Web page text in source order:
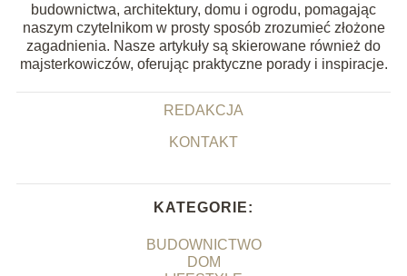
budownictwa, architektury, domu i ogrodu, pomagając
naszym czytelnikom w prosty sposób zrozumieć złożone
zagadnienia. Nasze artykuły są skierowane również do
majsterkowiczów, oferując praktyczne porady i inspiracje.
REDAKCJA
KONTAKT
KATEGORIE:
BUDOWNICTWO
DOM